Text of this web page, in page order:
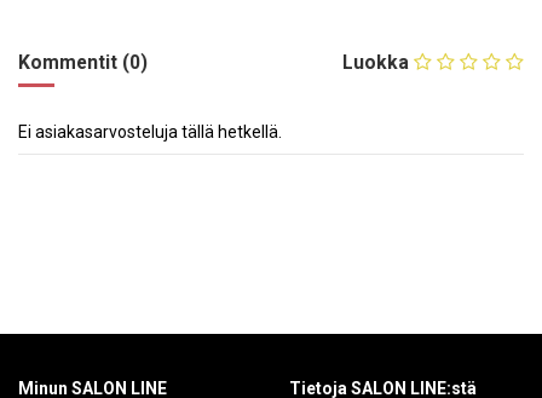
Luokka
Kommentit (0)
Ei asiakasarvosteluja tällä hetkellä.
Minun SALON LINE
Tietoja SALON LINE:stä